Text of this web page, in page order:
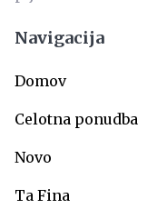
Navigacija
Domov
Celotna ponudba
Novo
Ta Fina